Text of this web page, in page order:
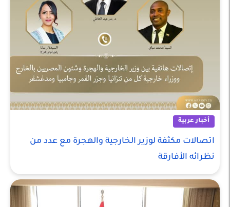
أخبار عربية
اتصالات مكثفة لوزير الخارجية والهجرة مع عدد من
نظرائه الأفارقة